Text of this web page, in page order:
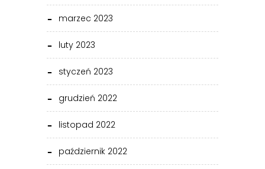
marzec 2023
luty 2023
styczeń 2023
grudzień 2022
listopad 2022
październik 2022